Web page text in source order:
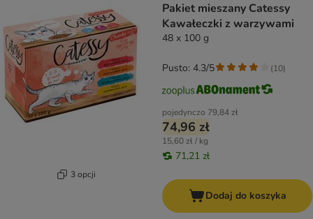
3 opcji
Pakiet mieszany Catessy
Kawałeczki z warzywami
48 x 100 g
pojedynczo 79,84 zł
74,96 zł
15,60 zł / kg
71,21 zł
Pusto: 4.3/5 (10)
Dodaj do koszyka